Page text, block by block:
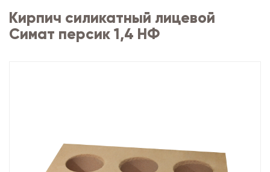
Кирпич силикатный лицевой
Симат персик 1,4 НФ